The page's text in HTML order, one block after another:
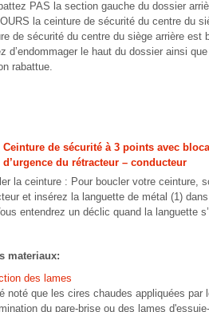
PAS la section gauche du dossier
la ceinture de sécurité du centre du
de sécurité du centre du siège arrière
d’endommager le haut du dossier ainsi
rabattue.
Ceinture de sécurité à 3 points avec
d’urgence du rétracteur – conducteur
la ceinture : Pour boucler votre ceinture,
et insérez la languette de métal (1)
entendrez un déclic quand la languette
materiaux:
des lames
noté que les cires chaudes appliquées
du pare-brise ou des lames